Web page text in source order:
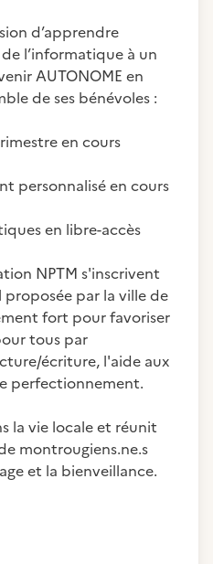
d’apprendre
l’informatique à un
AUTONOME en
de ses bénévoles :
en cours
personnalisé en cours
en libre-accès
NPTM s'inscrivent
par la ville de
fort pour favoriser
tous par
écriture, l'aide aux
perfectionnement.
la vie locale et réunit
montrougiens.ne.s
et la bienveillance.